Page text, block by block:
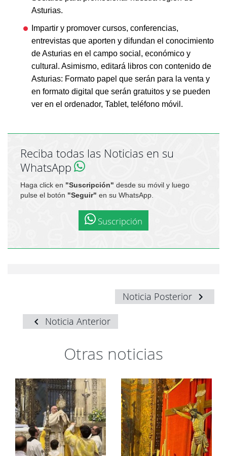
Asturias.
Impartir y promover cursos, conferencias,
entrevistas que aporten y difundan el conocimiento
de Asturias en el campo social, económico y
cultural. Asimismo, editará libros con contenido de
Asturias: Formato papel que serán para la venta y
en formato digital que serán gratuitos y se pueden
ver en el ordenador, Tablet, teléfono móvil.
Reciba todas las Noticias en su
WhatsApp
Haga click en "Suscripción" desde su móvil y luego
pulse el botón "Seguir" en su WhatsApp.
Suscripción
Noticia Posterior
Noticia Anterior
Otras noticias